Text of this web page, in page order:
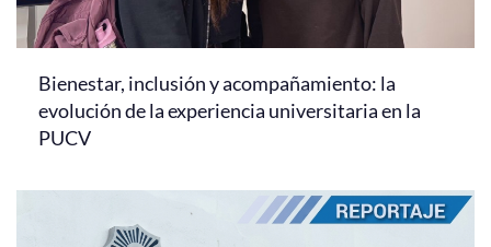
Bienestar, inclusión y acompañamiento: la
evolución de la experiencia universitaria en la
PUCV